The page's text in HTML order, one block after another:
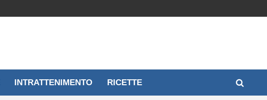
INTRATTENIMENTO RICETTE